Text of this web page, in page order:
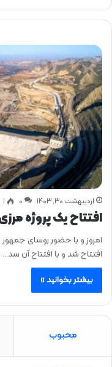
اردیبهشت ۳۰, ۱۴۰۳ 0 ۱
افتتاح یک پروژه مرزی بعد
امروز و با حضور روسای
افتتاح شد و با افتتاح آن سد…
بیشتر بخوانید »
محبوب